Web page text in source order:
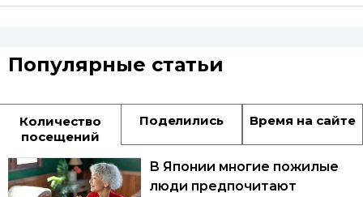
Популярные статьи
Количество
посещений
Поделились Время на сайте
В Японии многие пожилые
люди предпочитают